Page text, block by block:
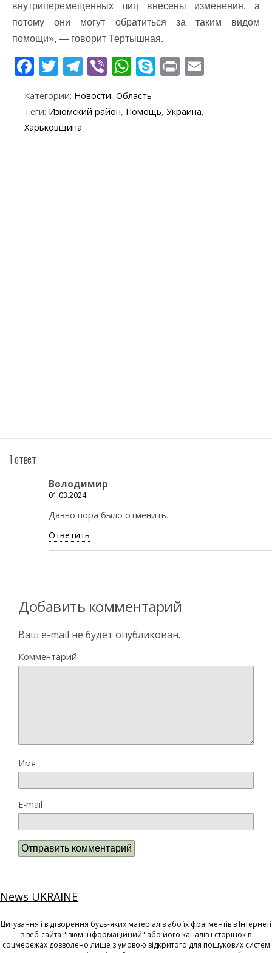
внутриперемещенных лиц внесены изменения, а
потому они могут обратиться за таким видом
помощи», — говорит Тертышная.
F
e
b
T
itt
er
T
e
gr
Vi
er
W
at
S
y
p
Pr
t
Категории: Новости, Область
Теги: Изюмский район, Помощь, Украина,
Харьковщина
1 ответ
Володимир
01.03.2024
Давно пора было отменить.
Ответить
Добавить комментарий
Ваш e-mail не будет опубликован.
Комментарий
Имя
E-mail
News UKRAINE
Цитування і відтворення будь-яких матеріалів або їх фрагментів в Інтернеті
з веб-сайта "Ізюм Інформаційний" або його каналів і сторінок в
соцмережах дозволено лише з умовою відкритого для пошукових систем